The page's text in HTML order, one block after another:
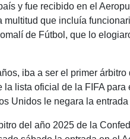
y fue recibido en el
multitud que incluía
de Fútbol, que lo
iba a ser el primer
la lista oficial de la FIFA
Unidos le negara la entrada
del año 2025 de la